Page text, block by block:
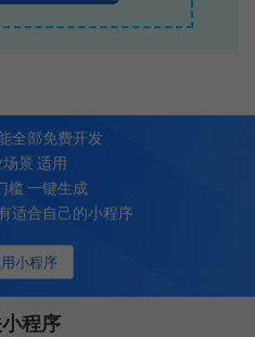
小程序
全部免费开发
景 适用
槛 一键生成
适合自己的小程序
程序